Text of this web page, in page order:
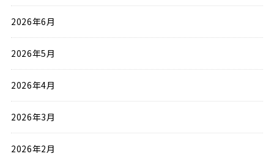
2026年6月
2026年5月
2026年4月
2026年3月
2026年2月